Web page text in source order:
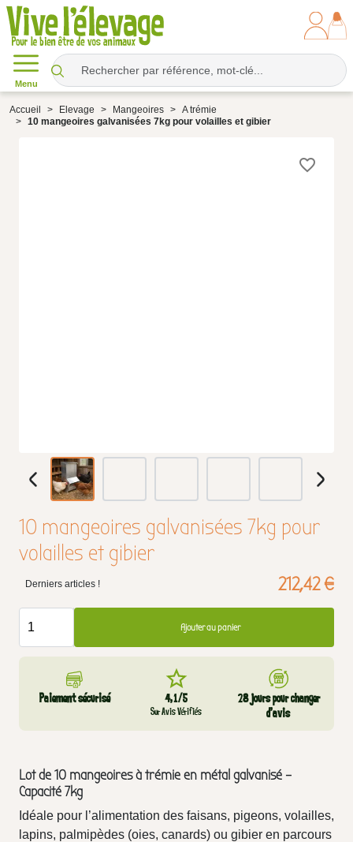
Menu
Accueil Elevage Mangeoires
A trémie
10 mangeoires galvanisées 7kg pour volailles et gibier
favorite_border
10 mangeoires galvanisées 7kg pour
volailles et gibier
Derniers articles ! 212,42 €
Ajouter au panier
Paiement sécurisé 4,1/5
Sur Avis Vérifiés
28 jours pour changer
d’avis
Lot de 10 mangeoires à trémie en métal galvanisé –
Capacité 7kg
Idéale pour l’alimentation des faisans, pigeons, volailles,
lapins, palmipèdes (oies, canards) ou gibier en parcours